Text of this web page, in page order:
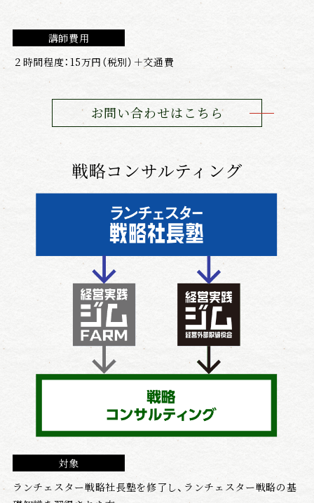
講師費用
２時間程度：15万円（税別）＋交通費
お問い合わせはこちら
戦略コンサルティング
対象
ランチェスター戦略社長塾を修了し、ランチェスター戦略の基